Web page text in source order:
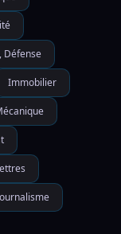
Défense
Immobilier